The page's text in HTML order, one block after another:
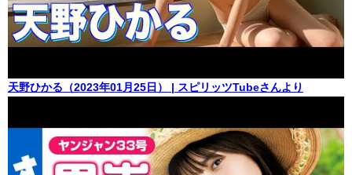
天野ひかる（2023年01月25日） | スピリッツTubeさんより